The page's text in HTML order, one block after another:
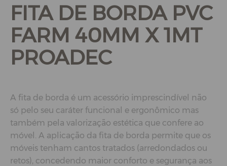
FITA DE BORDA PVC
FARM 40MM X 1MT
PROADEC
A fita de borda é um acessório imprescindível não
só pelo seu caráter funcional e ergonômico mas
também pela valorização estética que confere ao
móvel. A aplicação da fita de borda permite que os
móveis tenham cantos tratados (arredondados ou
retos), concedendo maior conforto e segurança aos